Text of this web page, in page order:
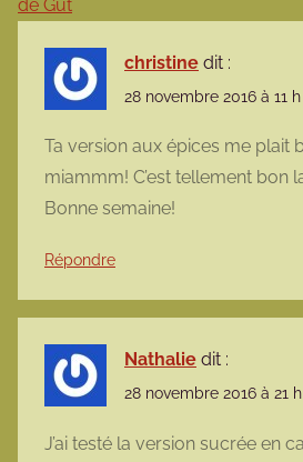
de Gut
christine dit :
28 novembre 2016 à 11
Ta version aux épices me plait
miammm! C’est tellement bon
Bonne semaine!
Répondre
Nathalie dit :
28 novembre 2016 à 21
J’ai testé la version sucrée en